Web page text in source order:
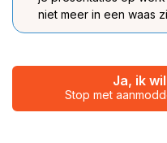
niet meer in een waas
Ja, ik
Stop met